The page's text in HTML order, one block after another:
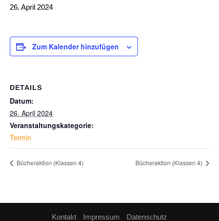
26. April 2024
Zum Kalender hinzufügen
DETAILS
Datum:
26. April 2024
Veranstaltungskategorie:
Termin
Bücheraktion (Klassen 4) Bücheraktion (Klassen 4)
Kontakt Impressum Datenschutz